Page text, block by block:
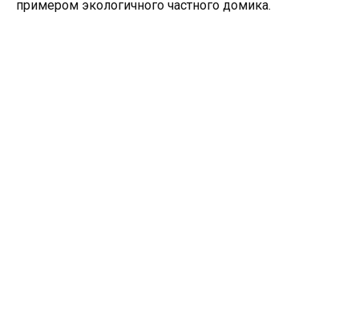
примером экологичного частного домика.